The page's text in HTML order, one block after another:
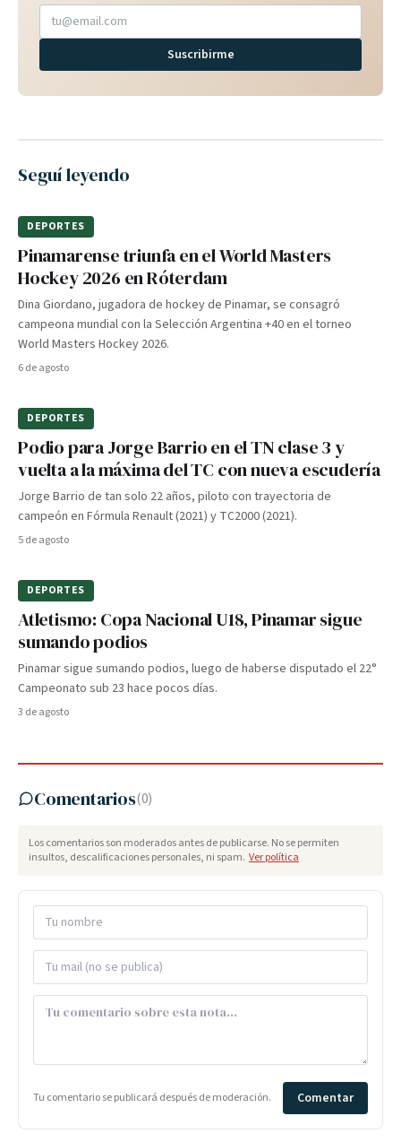
Suscribirme
Seguí leyendo
DEPORTES
Pinamarense triunfa en el World Masters
Hockey 2026 en Róterdam
Dina Giordano, jugadora de hockey de Pinamar, se consagró
campeona mundial con la Selección Argentina +40 en el torneo
World Masters Hockey 2026.
6 de agosto
DEPORTES
Podio para Jorge Barrio en el TN clase 3 y
vuelta a la máxima del TC con nueva escudería
Jorge Barrio de tan solo 22 años, piloto con trayectoria de
campeón en Fórmula Renault (2021) y TC2000 (2021).
5 de agosto
DEPORTES
Atletismo: Copa Nacional U18, Pinamar sigue
sumando podios
Pinamar sigue sumando podios, luego de haberse disputado el 22°
Campeonato sub 23 hace pocos días.
3 de agosto
Comentarios(0)
Los comentarios son moderados antes de publicarse. No se permiten
insultos, descalificaciones personales, ni spam. Ver política
Tu comentario se publicará después de moderación. Comentar